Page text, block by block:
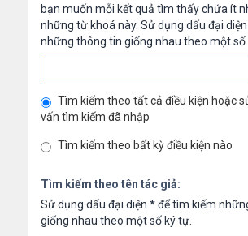
bạn muốn mỗi kết quả tìm thấy chứa ít
những từ khoá này. Sử dụng dấu đại diện
những thông tin giống nhau theo một số
Tìm kiếm theo tất cả điều kiện hoặc
vấn tìm kiếm đã nhập
Tìm kiếm theo bất kỳ điều kiện nào
Tìm kiếm theo tên tác giả:
Sử dụng dấu đại diện *để tìm kiếm
giống nhau theo một số ký tự.